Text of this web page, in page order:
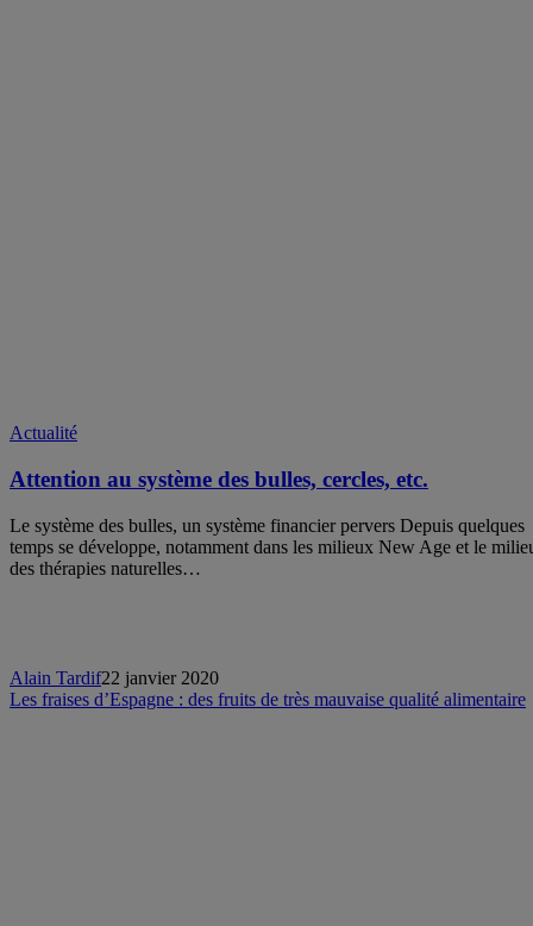
Actualité
Attention au système des bulles, cercles, etc.
Le système des bulles, un système financier pervers Depuis quelques
temps se développe, notamment dans les milieux New Age et le
des thérapies naturelles…
Alain Tardif22 janvier 2020
Les fraises d’Espagne : des fruits de très mauvaise qualité alimentaire